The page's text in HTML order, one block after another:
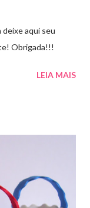
aqui seu
Obrigada!!!
LEIA MAIS